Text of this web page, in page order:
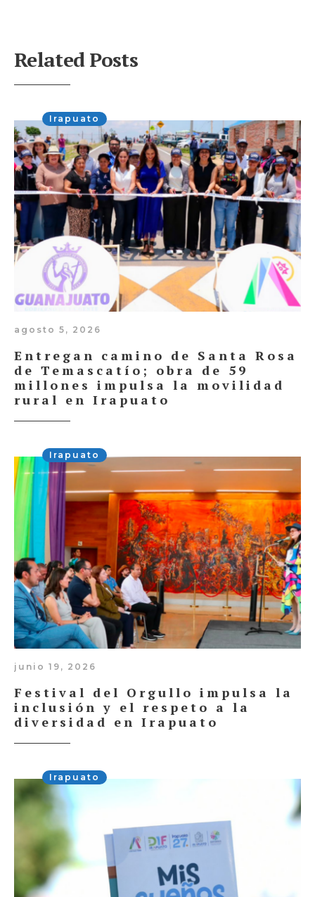
Related Posts
Irapuato
agosto 5, 2026
Entregan camino de Santa Rosa
de Temascatío; obra de 59
millones impulsa la movilidad
rural en Irapuato
Irapuato
junio 19, 2026
Festival del Orgullo impulsa la
inclusión y el respeto a la
diversidad en Irapuato
Irapuato